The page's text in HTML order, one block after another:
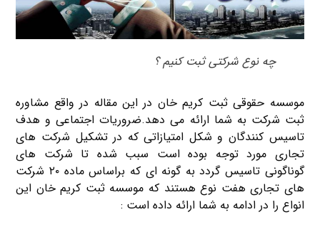
چه نوع شرکتی ثبت کنیم ؟
موسسه حقوقی ثبت کریم خان در این مقاله در واقع مشاوره
ثبت شرکت به شما ارائه می دهد.ضروریات اجتماعی و هدف
تاسیس کنندگان و شکل امتیازاتی که در تشکیل شرکت های
تجاری مورد توجه بوده است سبب شده تا شرکت های
گوناگونی تاسیس گردد به گونه ای که براساس ماده ۲۰ شرکت
های تجاری هفت نوع هستند که موسسه ثبت کریم خان این
انواع را در ادامه به شما ارائه داده است :